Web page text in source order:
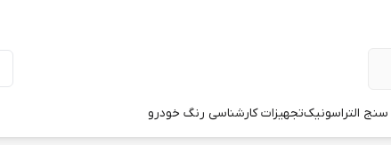
التراسونیکتجهیزات کارشناسی رنگ خودرو